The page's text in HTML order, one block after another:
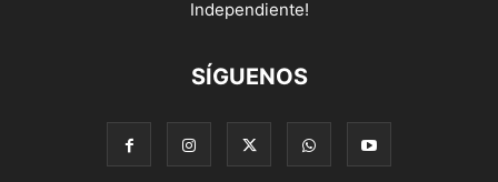
Independiente!
SÍGUENOS